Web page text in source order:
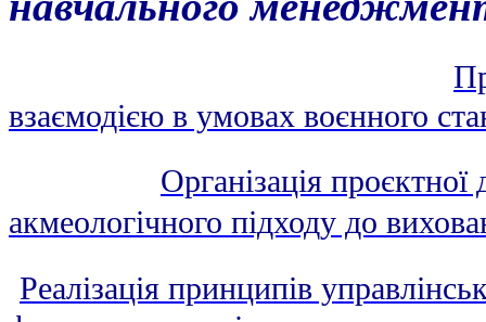
взаємодією в умовах воєнного
Організація проєктної
акмеологічного підходу до
Реалізація принципів